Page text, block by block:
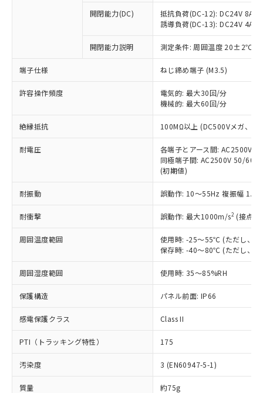
開閉能力(DC)
抵抗負荷(DC-12): DC24V 8A/
誘導負荷(DC-13): DC24V 4A/
開閉能力説明 測定条件: 周囲温度 20±2℃、
端子仕様 ねじ締め端子 (M3.5)
許容操作頻度
電気的: 最大30回/分
機械的: 最大60回/分
絶縁抵抗 100MΩ以上 (DC500Vメガ、点
耐電圧
各端子とアース間: AC2500V
同極端子間: AC2500V 50/
(初期値)
耐振動 誤動作: 10～55Hz 複振幅
耐衝撃 誤動作: 最大1000m/s2 (接点
周囲温度範囲
使用時: -25～55℃ (ただし、氷
保存時: -40～80℃ (ただし、氷
周囲湿度範囲 使用時: 35～85%RH
保護構造 パネル前面: IP66
感電保護クラス Class II
PTI（トラッキング特性） 175
汚染度 3 (EN60947-5-1)
質量 約75g
商品の当社在庫状況および標準価格
(税抜)を提供させていただくもので
当社制御機器事業取扱商品の中には、
本サービスの対象外となる商品もある
ことをご了承ください。
在庫状況および標準価格照会結果は、
記載している更新日時点での社内デー
タに基づき作成されるものであり、閲
覧された時点での実際の在庫および標
準価格とは異なる場合があることをご
正式な納期状況および標準価格はお客
様のお取引先、またはお客様担当のオ
ムロン制御機器販売店・当社販売員に
オムロン制御機器販売店や当社販売拠
販売ネットワーク
」をご確認
在庫状況および標準価格結果を当社の
事前の承諾なく第三者に漏洩または開
示しないようお願いします。
マイパーツ機能（部品リスト作成サー
ビス）をご利用いただくには、I-Web
メンバーズにご登録されている必要が
あります。
お客様が当ウェブサイト上で当社にご
登録された部品リストについて、当社
および当社の共同利用者が、当社の製
品・サービスに関するお客様との取
引・商談に必要な範囲で利用すること
非含有の対応状況を調査中または確認中の
非該当品：ライセンス料など無形物で、有
害物質有無と関係のない商品です。
いたものが、含有品と判明した場合などや
むを得ず変更することがあります。
鉛(Pb) 1000ppm以下、 水銀(Hg) 1000ppm以下、 カド
六価クロム(Cr(Ⅵ)) 1000ppm以下、ポリ臭化ビフェニル
類(PBB) 1000ppm以下、ポリ臭化ジフェニルエーテル類
(PBDE) 1000ppm以下、フタル酸ビス(2-エチルヘキシ
ル) (DEHP)(別名：DOP) 1000ppm以下、フタル酸ブチ
ルベンジル（BBP） 1000ppm以下、フタル酸ジブチル
（DBP） 1000ppm以下、フタル酸ジイソブチル
但し、RoHS指令で産業用監視および制御機器に対する
図的な使用がないことを確認しています。
部品在庫の切り替え状況などにより、予定
月が前後することがあります。
※3 非含有証明書ダウンロード
下記の非含有証明書をダウンロードするこ
「○」：最大均質材料含有率が中国RoHSの
基準値以下であることを示します。
「×」：最大均質材料含有率が中国RoHSの
基準値を超えていることを示します。
「－」：未確認です。当社販売部門へお問
い合わせください。
*中国RoHS10物質の基準値 (GB/T26572)：
Pb(鉛) :1000ppm、 Hg(水銀) : 1000ppm、 Cd(カドミウ
ム) : 100ppm、
Cr(Ⅵ)(六価クロム) : 1000ppm、 PBBs(ポリ臭化ビフェ
ニル類) : 1000ppm、 PBDEs(ポリ臭化ジフェニルエーテ
DBP(フタル酸ジブチル) : 1000ppm、 DIBP(フタル酸ジ
イソブチル) : 1000ppm、 BBP(フタル酸ブチルベンジ
DEHP(フタル酸ビス(2-エチルヘキシル)) : 1000ppm
「ｅ」：有害物質（10物質）のすべてが基
準値以下であることを示します。
「10」：通常の使用状況下において有害物
質が外部に漏えいし、環境に深刻な影響を
及ぼさない年数を意味します。
「－」：未確認です。当社販売部門へお問
当社は、これら貴社製品のうち、外国
為替および外国貿易法に定める商品
（以下｢規制貨物等」という）を輸出
または国外への提供する場合は、日本
国政府の輸出許可(または役務取引許
可)を取得するなどの必要な手続きを
当社は規制貨物を破棄する場合は、完
全に破砕するなど、違法に輸出されな
いよう必要な手段を講じます。
当社は貴社製品を、核兵器、ミサイ
ル、化学兵器、生物兵器またはその他
武器並びにこれらの製造装置等に一切
当社は、貴社製品を第三者に販売する
場合は、上記1、2および3の内容を当
該第三者に通知します。また当社は、
販売先および販売に係わる関係者が違
法に輸出するおそれがある場合は、取
り引きをいたしません。
キャンセル
一定数以上の在庫あり
一定数には満たないが在庫あり
在庫なし(最新の在庫状況につ
いては、お客様のお取引先、ま
たはお客様担当のオムロン制御
機器販売店・当社販売員にご確
受注生産機種、また在庫状況の
情報を公開していない機種